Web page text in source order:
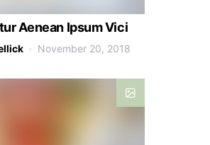
Aenean Ipsum Vici
November 20, 2018